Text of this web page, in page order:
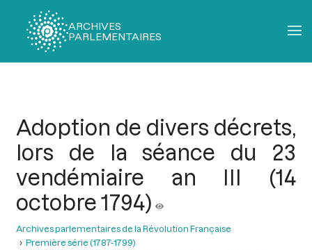
ARCHIVES
PARLEMENTAIRES
Adoption de divers décrets,
lors de la séance du 23
vendémiaire an III (14
octobre 1794)
Archives parlementaires de la Révolution Française
Première série (1787-1799)